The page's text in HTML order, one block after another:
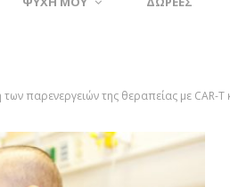
των παρενεργειών της θεραπείας με CAR-T